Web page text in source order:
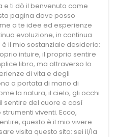
e ti dò il benvenuto come
pagina dove posso
a te idee ed esperienze
evoluzione, in continua
il mio sostanziale desiderio:
intuire, il proprio sentire
libro, ma attraverso lo
di vita e degli
a portata di mano di
la natura, il cielo, gli occhi
sentire del cuore e così
strumenti viventi. Ecco,
questo è il mio vivere.
visita questo sito: sei il/la